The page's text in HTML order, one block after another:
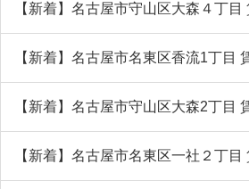
【新着】名古屋市守山区大森４丁
【新着】名古屋市名東区香流1丁目
【新着】名古屋市守山区大森2丁目
【新着】名古屋市名東区一社２丁目